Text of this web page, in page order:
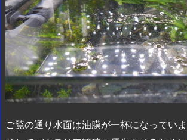
ご覧の通り水面は油膜が一杯になっていま